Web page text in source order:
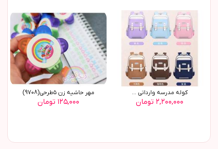
کوله مدرسه وارداتی ...
۲,۲۰۰,۰۰۰ تومان
مهر حاشیه زن ٥طرحی(9708)
۱۲۵,۰۰۰ تومان